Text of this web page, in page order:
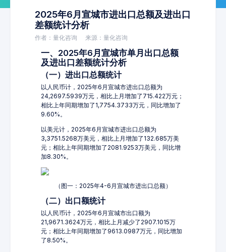
2025年6月宣城市进出口总额及进出口
差额统计分析
作者：量化咨询 来源：量化咨询
一、2025年6月宣城市单月出口总额
及进出口差额统计分析
（一）进出口总额统计
以人民币计，2025年6月宣城市进出口总额为
24,2697.5939万元，相比上月增加了715.422万元；
相比上年同期增加了1,7754.3733万元，同比增加了
9.60%。
以美元计，2025年6月宣城市进出口总额为
3,3751.5268万美元，相比上月增加了132.685万美
元；相比上年同期增加了2081.9253万美元，同比增
加8.30%。
（图一：2025年4-6月宣城市进出口总额）
（二）出口额统计
以人民币计，2025年6月宣城市出口额为
21,9671.3624万元，相比上月减少了2907.1015万
元；相比上年同期增加了9613.0987万元，同比增加
了8.50%。